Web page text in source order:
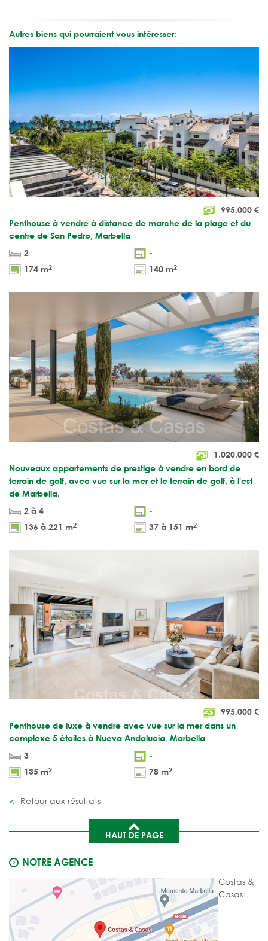
Autres biens qui pourraient vous intéresser:
995.000 €
Penthouse à vendre à distance de marche de la plage et du
centre de San Pedro, Marbella
2
-
174 m2 140 m2
1.020.000 €
Nouveaux appartements de prestige à vendre en bord de
terrain de golf, avec vue sur la mer et le terrain de golf, à l'est
de Marbella.
2 à 4
-
136 à 221 m2 37 à 151 m2
995.000 €
Penthouse de luxe à vendre avec vue sur la mer dans un
complexe 5 étoiles à Nueva Andalucia, Marbella
3
-
135 m2 78 m2
Retour aux résultats
HAUT DE PAGE
NOTRE AGENCE
Costas &
Casas